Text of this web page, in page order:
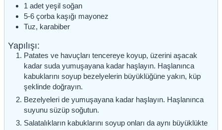
1 adet yeşil soğan
5-6 çorba kaşığı mayonez
Tuz, karabiber
Yapılışı:
Patates ve havuçları tencereye koyup, üzerini aşacak
kadar suda yumuşayana kadar haşlayın. Haşlanınca
kabuklarını soyup bezelyelerin büyüklüğüne yakın, küp
şeklinde doğrayın.
Bezelyeleri de yumuşayana kadar haşlayın. Haşlanınca
suyunu süzüp soğutun.
Salatalıkların kabuklarını soyup onları da aynı büyüklükte